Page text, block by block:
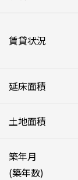
賃貸状況
延床面積
土地面積
築年月
(築年数)